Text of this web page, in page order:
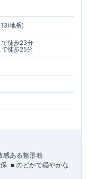
地番)
で徒歩23分
で徒歩25分
感ある整形地
​■のどかで穏やかな